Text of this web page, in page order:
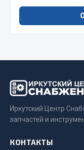
Весь раздел
Весь раздел
Стяжки,
Стропы
Иркутский Центр
запчастей и
КОНТАКТЫ